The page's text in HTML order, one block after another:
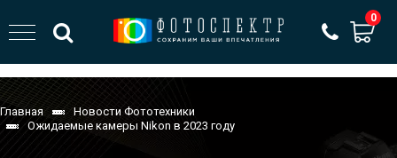
0
Главная
Новости Фототехники
Ожидаемые камеры Nikon в 2023 году